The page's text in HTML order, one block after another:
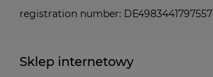
registration number: DE4983441797557
Sklep internetowy